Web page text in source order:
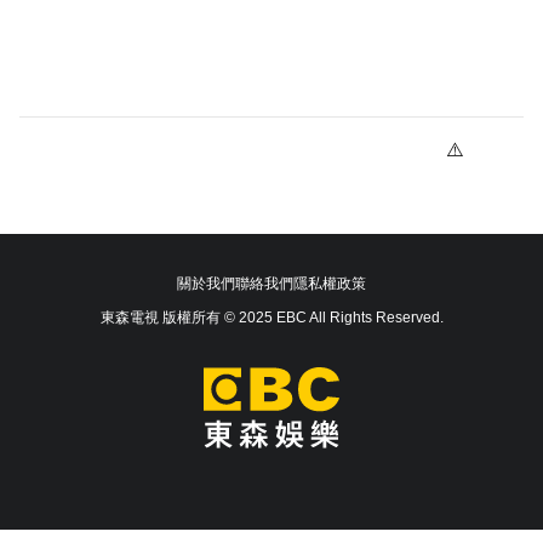
關於我們聯絡我們隱私權政策
東森電視 版權所有 © 2025 EBC All Rights Reserved.